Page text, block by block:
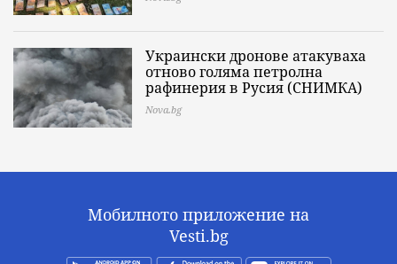
Украински дронове атакуваха
отново голяма петролна
рафинерия в Русия (СНИМКА)
Nova.bg
Мобилното приложение на
Vesti.bg